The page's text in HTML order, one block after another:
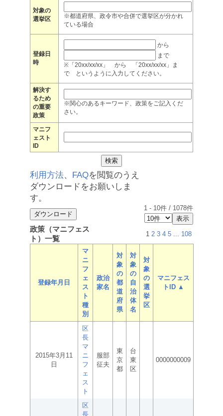
対象の
選挙区
※都道府県、政令市や合併で選挙区が分かれ
ている場合
登録日
時
から
まで
※「20xx/xx/xx」 から 「20xx/xx/xx」ま
で というように入力してください。
解決す
るため
の重要
政策
※関心のあるキーワード、政策をご記入くだ
さい。
マニフ
ェスト
ID
利用方法、 FAQを閲覧のうえ
ダウンロードをお願いしま
す。
1 - 10件 / 1078件
政策（マニフェス
ト）一覧
1 2 3 4 5 ... 108
登録年月日
マ
ニ
フ
ェ
ス
ト
種
別
政治
家名
対
象
の
都
道
府
県
対
象
の
自
治
体
名
対
象
の
選
挙
区
マニフェス
トID ▲
2015年3月11
日
区
長
マ
ニ
フ
ェ
ス
ト
服部
征夫
東
京
都
台
東
区
0000000009
区
長